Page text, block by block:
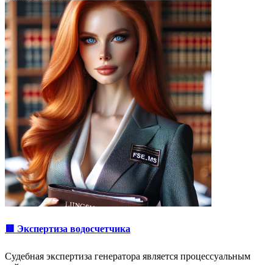
🟥 Экспертиза водосчетчика
Судебная экспертиза генератора является процессуальным